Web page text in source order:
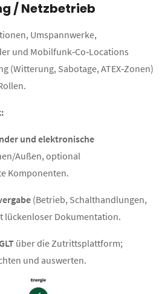
/ Netzbetrieb
Umspannwerke,
und Mobilfunk‑Co‑Locations
(Witterung, Sabotage, ATEX‑Zonen)
und elektronische
Außen, optional
Komponenten.
(Betrieb, Schalthandlungen,
lückenloser Dokumentation.
über die Zutrittsplattform;
und auswerten.